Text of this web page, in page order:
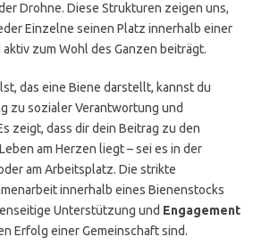
Drohne. Diese Strukturen zeigen uns,
Einzelne seinen Platz innerhalb einer
zum Wohl des Ganzen beiträgt.
das eine Biene darstellt, kannst du
zu sozialer Verantwortung und
zeigt, dass dir dein Beitrag zu den
am Herzen liegt – sei es in der
am Arbeitsplatz. Die strikte
innerhalb eines Bienenstocks
Unterstützung und Engagement
Erfolg einer Gemeinschaft sind.